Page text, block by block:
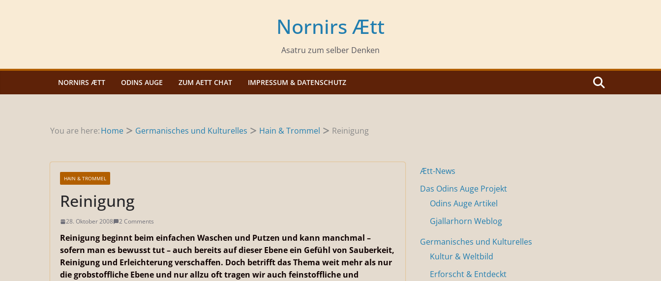
Nornirs Ætt
Asatru zum selber Denken
NORNIRS ÆTT ODINS AUGE ZUM AETT CHAT IMPRESSUM & DATENSCHUTZ
You are here:Home Germanisches und Kulturelles Hain & Trommel Reinigung
HAIN & TROMMEL
Reinigung
28. Oktober 2008 2 Comments
Reinigung beginnt beim einfachen Waschen und Putzen und kann manchmal –
sofern man es bewusst tut – auch bereits auf dieser Ebene ein Gefühl von Sauberkeit,
Reinigung und Erleichterung verschaffen. Doch betrifft das Thema weit mehr als nur
die grobstoffliche Ebene und nur allzu oft tragen wir auch feinstoffliche und
Ætt-News
Das Odins Auge Projekt
Odins Auge Artikel
Gjallarhorn Weblog
Germanisches und Kulturelles
Kultur & Weltbild
Erforscht & Entdeckt